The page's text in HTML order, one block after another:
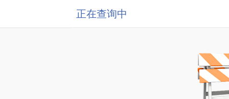
正在查询中